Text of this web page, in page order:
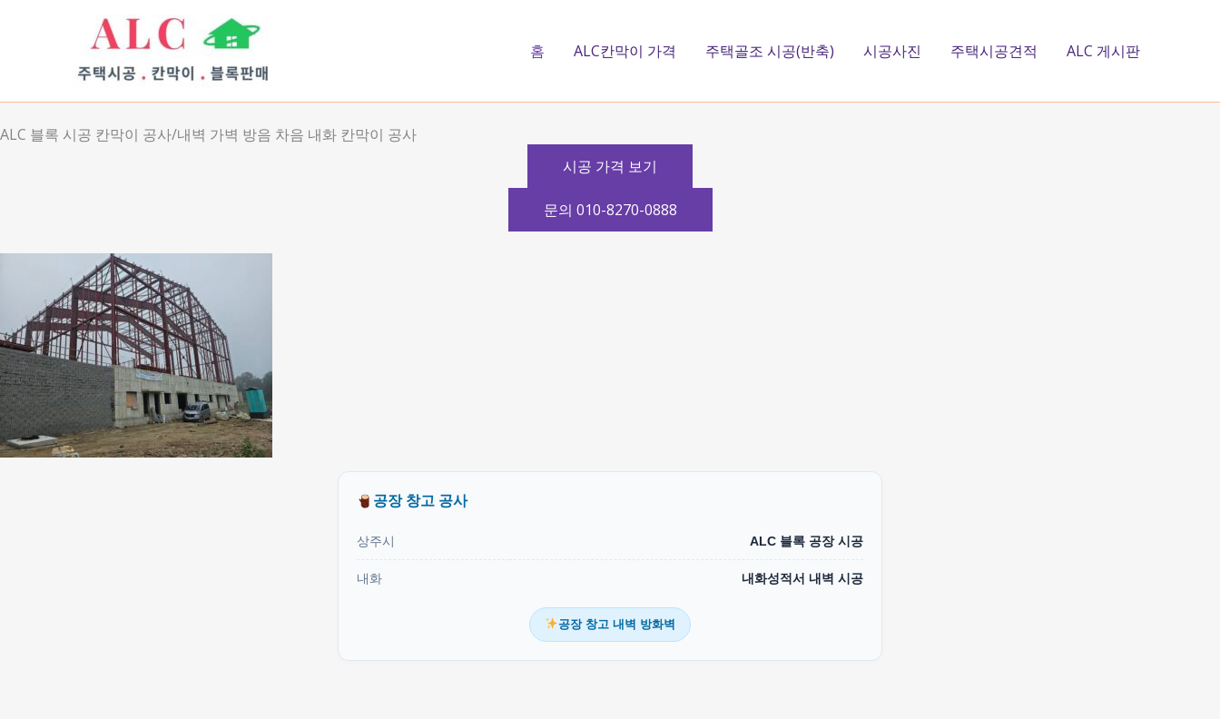
건
뛰
홈 ALC칸막이 가격 주택골조 시공(반축) 시공사진 주택시공견적 ALC 게시판
ALC 블록 시공 칸막이 공사/내벽 가벽 방음 차음 내화 칸막이 공사
시공 가격 보기
문의 010-8270-0888
공장 창고 공사
상주시 ALC 블록 공장 시공
내화 내화성적서 내벽 시공
공장 창고 내벽 방화벽